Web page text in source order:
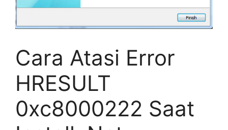
Cara Atasi Error
HRESULT
0xc8000222 Saat